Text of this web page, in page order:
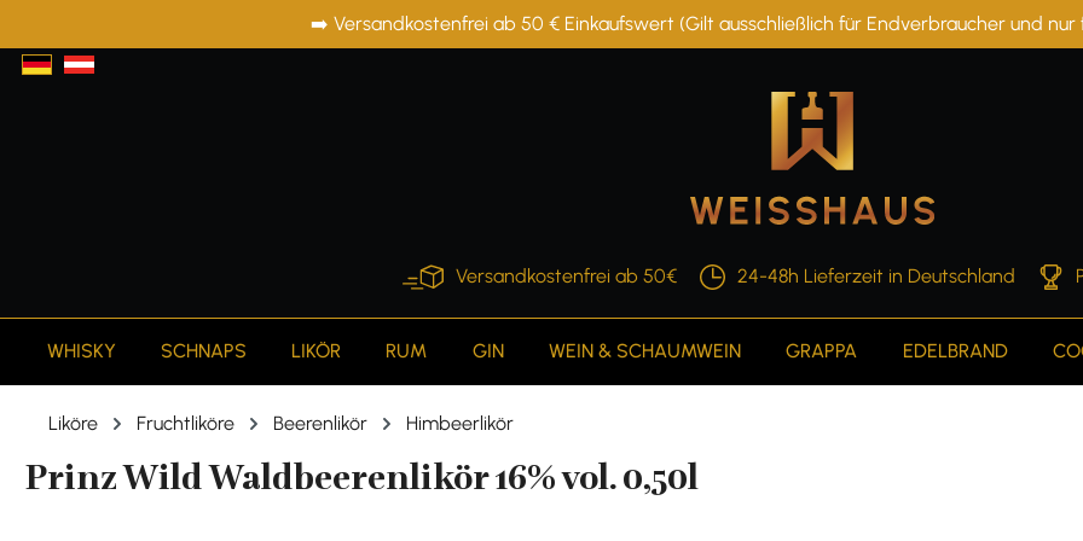
Zur Hauptnavigation springen➡️ Versandkostenfrei ab 50 € Einkaufswert (Gilt ausschließlich für Endverbraucher und
Versandkostenfrei ab 50€ 24-48h Lieferzeit in Deutschland
WHISKY SCHNAPS LIKÖR RUM GIN WEIN & SCHAUMWEIN GRAPPA EDELBRAND
Liköre Fruchtliköre Beerenlikör Himbeerlikör
Prinz Wild Waldbeerenlikör 16% vol. 0,50l